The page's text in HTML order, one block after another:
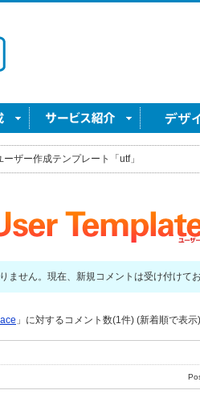
ーザー作成テンプレート「utf」
ません。現在、新規コメントは受け付けて
lace 」に対するコメント数(1件) (新着順で表示)